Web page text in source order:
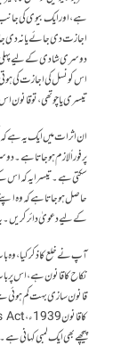
ہے ، اور ایک بیوی کی
اجازت دی جائے یا نہ
دوسری شادی کے لیے پہلی
اس کونسل کی اجازت کی
تیسری یا چوتھی ، تو قانون
ان اثرات میں ایک یہ ہے کہ
پر فوراً‌ لازم ہو جاتا ہے۔
سکتی ہے۔ تیسرا یہ کہ اس
حاصل ہو جاتا ہے کہ وہ
کے لیے دعویٰ دائر کریں۔ یہ
نکاح کا قانون ہے، اس پر
قانون سازی بہت کم ہوئی
پیچھے بھی ایک لمبی کہانی ہے۔